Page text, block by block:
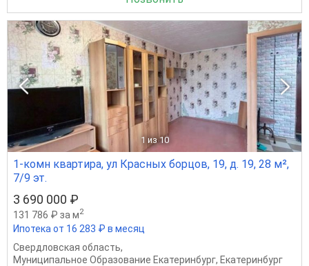
1 из 10
1-комн квартира, ул Красных борцов, 19, д. 19, 28 м²,
7/9 эт.
3 690 000 ₽
131 786 ₽ за м2
Ипотека от 16 283 ₽ в месяц
Свердловская область,
Муниципальное Образование Екатеринбург, Екатеринбург